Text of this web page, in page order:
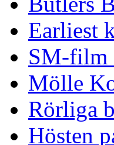
Earliest
SM-film
Mölle
Rörliga
Hösten